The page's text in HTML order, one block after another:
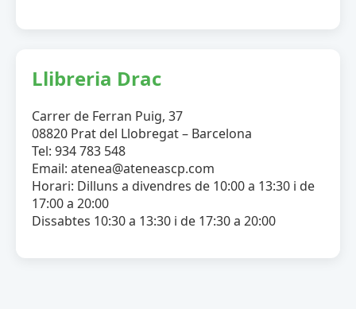
Llibreria Drac
Carrer de Ferran Puig, 37
08820 Prat del Llobregat – Barcelona
Tel: 934 783 548
Email: atenea@ateneascp.com
Horari: Dilluns a divendres de 10:00 a 13:30 i de
17:00 a 20:00
Dissabtes 10:30 a 13:30 i de 17:30 a 20:00